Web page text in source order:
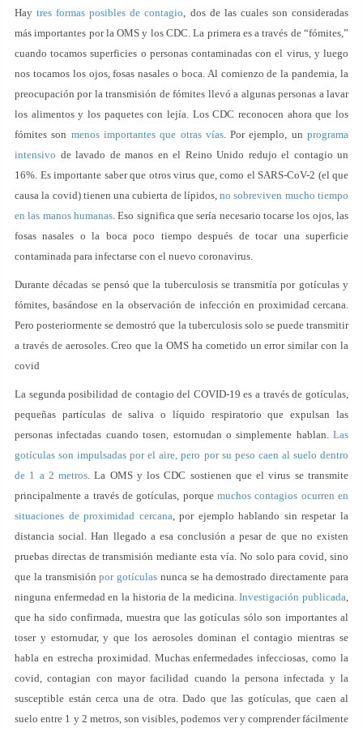
Haytres formas posibles de contagio, dos de las cuales son consideradas
más importantes por la OMS y los CDC. La primera es a través de “fómites,”
cuando tocamos superficies o personas contaminadas con el virus, y luego
nos tocamos los ojos, fosas nasales o boca. Al comienzo de la pandemia, la
preocupación por la transmisión de fómites llevó a algunas personas a lavar
los alimentos y los paquetes con lejía. Los CDC reconocen ahora que los
fómites son menos importantes que otras vías. Por ejemplo, unprograma
intensivo de lavado de manos en el Reino Unido redujo el contagio un
16%. Es importante saber que otros virus que, como el SARS-CoV-2 (el que
causa la covid) tienen una cubierta de lípidos,no sobreviven mucho tiempo
en las manos humanas. Eso significa que sería necesario tocarse los ojos, las
fosas nasales o la boca poco tiempo después de tocar una superficie
contaminada para infectarse con el nuevo coronavirus.
Durante décadas se pensó que la tuberculosis se transmitía por gotículas y
fómites, basándose en la observación de infección en proximidad cercana.
Pero posteriormente se demostró que la tuberculosis solo se puede transmitir
a través de aerosoles. Creo que la OMS ha cometido un error similar con la
covid
La segunda posibilidad de contagio del COVID-19 es a través de gotículas,
pequeñas partículas de saliva o líquido respiratorio que expulsan las
personas infectadas cuando tosen, estornudan o simplemente hablan. Las
gotículas son impulsadas por el aire, pero por su peso caen al suelo dentro
de 1 a 2 metros. La OMS y los CDC sostienen que el virus se transmite
principalmente a través de gotículas, porque muchos contagios ocurren en
situaciones de proximidad cercana, por ejemplo hablando sin respetar la
distancia social. Han llegado a esa conclusión a pesar de que no existen
pruebas directas de transmisión mediante esta vía. No solo para covid, sino
que la transmisiónpor gotículas nunca se ha demostrado directamente para
ninguna enfermedad en la historia de la medicina.Investigación publicada,
que ha sido confirmada, muestra que las gotículas sólo son importantes al
toser y estornudar, y que los aerosoles dominan el contagio mientras se
habla en estrecha proximidad. Muchas enfermedades infecciosas, como la
covid, contagian con mayor facilidad cuando la persona infectada y la
susceptible están cerca una de otra. Dado que las gotículas, que caen al
suelo entre 1 y 2 metros, son visibles, podemos ver y comprender fácilmente